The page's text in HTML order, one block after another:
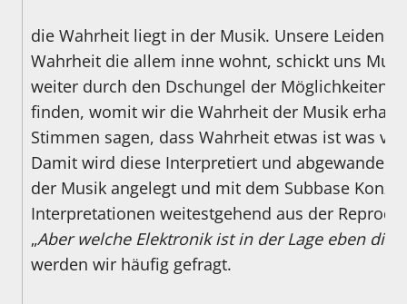
die Wahrheit liegt in der Musik. Unsere
Wahrheit die allem inne wohnt, schickt uns
weiter durch den Dschungel der Möglichkeiten,
finden, womit wir die Wahrheit der Musik
Stimmen sagen, dass Wahrheit etwas ist was
Damit wird diese Interpretiert und abgewandelt.
der Musik angelegt und mit dem Subbase
Interpretationen weitestgehend aus der
„Aber welche Elektronik ist in der Lage eben
werden wir häufig gefragt.